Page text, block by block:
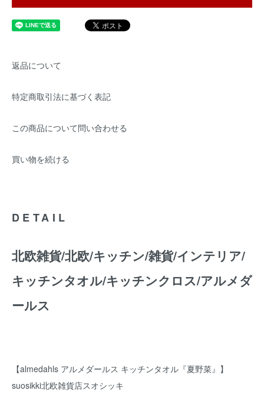
返品について
特定商取引法に基づく表記
この商品について問い合わせる
買い物を続ける
DETAIL
北欧雑貨/北欧/キッチン/雑貨/インテリア/
キッチンタオル/キッチンクロス/アルメダ
ールス
【almedahls アルメダールス キッチンタオル『夏野菜』】
suosikki北欧雑貨店スオシッキ